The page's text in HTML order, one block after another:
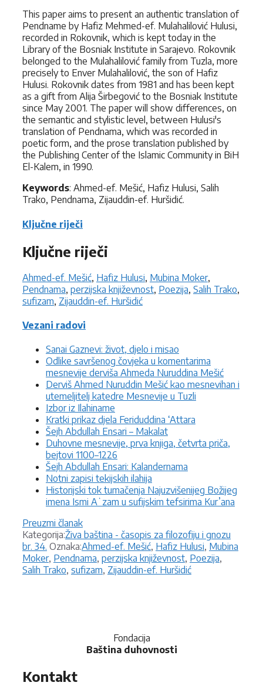
This paper aims to present an authentic translation of
Pendname by Hafiz Mehmed-ef. Mulahalilović Hulusi,
recorded in Rokovnik, which is kept today in the
Library of the Bosniak Institute in Sarajevo. Rokovnik
belonged to the Mulahalilović family from Tuzla, more
precisely to Enver Mulahalilović, the son of Hafiz
Hulusi. Rokovnik dates from 1981 and has been kept
as a gift from Alija Širbegović to the Bosniak Institute
since May 2001. The paper will show differences, on
the semantic and stylistic level, between Hulusi's
translation of Pendnama, which was recorded in
poetic form, and the prose translation published by
the Publishing Center of the Islamic Community in BiH
El-Kalem, in 1990.
Keywords: Ahmed-ef. Mešić, Hafiz Hulusi, Salih
Trako, Pendnama, Zijauddin-ef. Huršidić.
Ključne riječi
Ključne riječi
Ahmed-ef. Mešić, Hafiz Hulusi, Mubina Moker,
Pendnama, perzijska književnost, Poezija, Salih Trako,
sufizam, Zijauddin-ef. Huršidić
Vezani radovi
Sanai Gaznevi: život, djelo i misao
Odlike savršenog čovjeka u komentarima
mesnevije derviša Ahmeda Nuruddina Mešić
Derviš Ahmed Nuruddin Mešić kao mesnevihan i
utemeljitelj katedre Mesnevije u Tuzli
Izbor iz Ilahiname
Kratki prikaz djela Feriduddina ‘Attara
Šejh Abdullah Ensari – Makalat
Duhovne mesnevije, prva knjiga, četvrta priča,
bejtovi 1100–1226
Šejh Abdullah Ensari: Kalandernama
Notni zapisi tekijskih ilahija
Historijski tok tumačenja Najuzvišenijeg Božijeg
imena Ismi Aʻzam u sufijskim tefsirima Kur’ana
Preuzmi članak
Kategorija:Kategorije
Živa baština - časopis za filozofiju i gnozu
br. 34. Oznaka:Oznake
Ahmed-ef. Mešić, Hafiz Hulusi, Mubina
Moker, Pendnama, perzijska književnost, Poezija,
Salih Trako, sufizam, Zijauddin-ef. Huršidić
Fondacija
Baština duhovnosti
Kontakt